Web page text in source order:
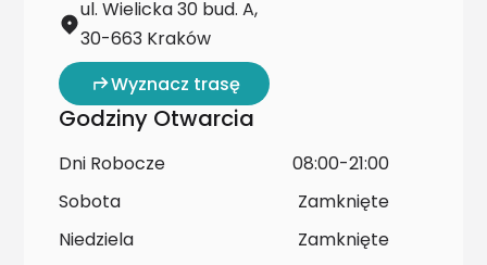
ul. Wielicka 30 bud. A,
30-663 Kraków
Wyznacz trasę
Godziny Otwarcia
Dni Robocze
08:00-21:00
Sobota
Zamknięte
Niedziela
Zamknięte